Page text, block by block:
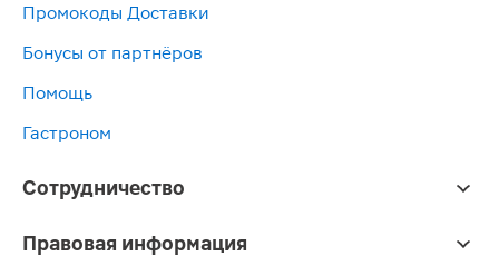
Промокоды Доставки
Бонусы от партнёров
Помощь
Гастроном
Сотрудничество
Правовая информация